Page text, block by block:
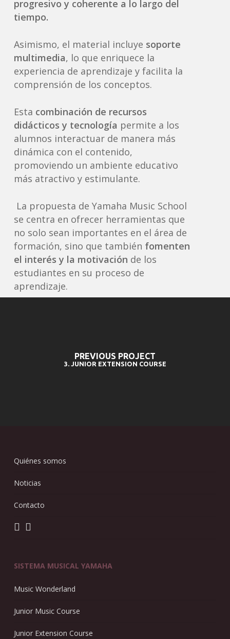
progresivo y coherente a lo largo del
tiempo.
Asimismo, el material incluye soporte
multimedia, lo que enriquece la
experiencia de aprendizaje y facilita la
comprensión de los conceptos.
Esta combinación de recursos
didácticos y tecnología permite a los
alumnos interactuar de manera más
dinámica con el contenido,
promoviendo un ambiente educativo
más atractivo y estimulante.
La propuesta de Yamaha Music School
se centra en ofrecer herramientas que
no solo sean importantes en el área de
formación, sino que también fomenten
el interés y la motivación de los
estudiantes en su proceso de
aprendizaje.
PREVIOUS PROJECT
3. JUNIOR EXTENSION COURSE
Quiénes somos
Noticias
Contacto
SISTEMA MUSICAL YAMAHA
Music Wonderland
Junior Music Course
Junior Extension Course